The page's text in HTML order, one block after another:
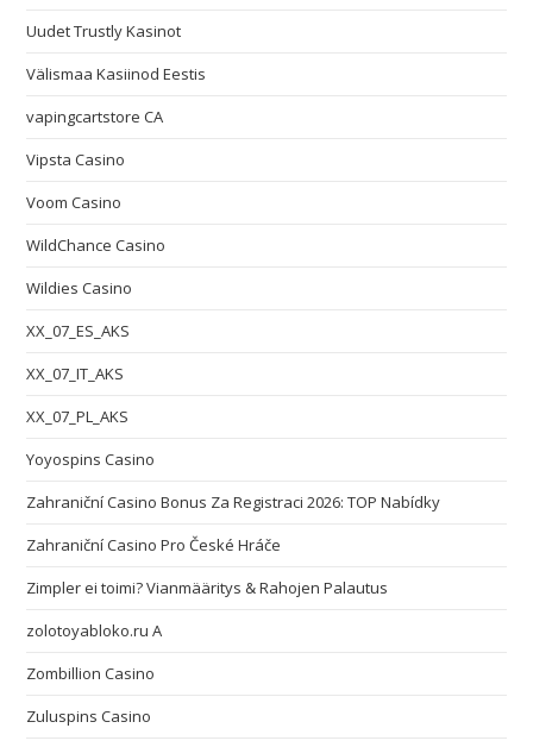
Uudet Trustly Kasinot
Välismaa Kasiinod Eestis
vapingcartstore CA
Vipsta Casino
Voom Casino
WildChance Casino
Wildies Casino
XX_07_ES_AKS
XX_07_IT_AKS
XX_07_PL_AKS
Yoyospins Casino
Zahraniční Casino Bonus Za Registraci 2026: TOP Nabídky
Zahraniční Casino Pro České Hráče
Zimpler ei toimi? Vianmääritys & Rahojen Palautus
zolotoyabloko.ru A
Zombillion Casino
Zuluspins Casino